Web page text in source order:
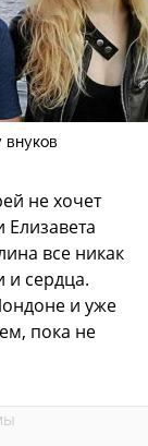
внуков
не хочет
Елизавета
все никак
и сердца.
и уже
пока не